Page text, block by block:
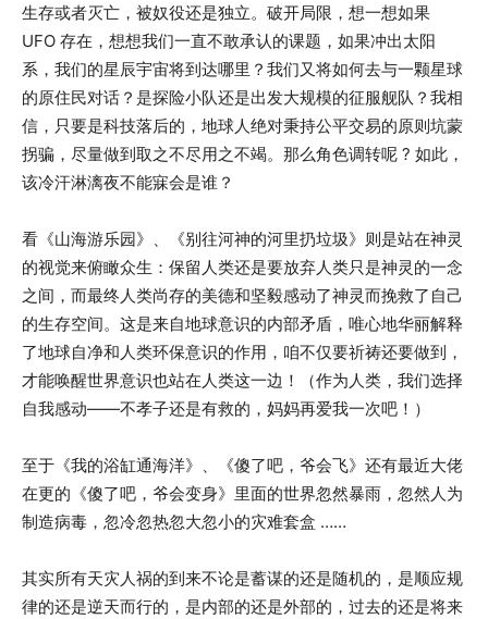
生存或者灭亡，被奴役还是独立。破开局限，想一想如果
UFO 存在，想想我们一直不敢承认的课题，如果冲出太阳
系，我们的星辰宇宙将到达哪里？我们又将如何去与一颗星球
的原住民对话？是探险小队还是出发大规模的征服舰队？我相
信，只要是科技落后的，地球人绝对秉持公平交易的原则坑蒙
拐骗，尽量做到取之不尽用之不竭。那么角色调转呢 ? 如此，
该冷汗淋漓夜不能寐会是谁？
看《山海游乐园》、《别往河神的河里扔垃圾》则是站在神灵
的视觉来俯瞰众生：保留人类还是要放弃人类只是神灵的一念
之间，而最终人类尚存的美德和坚毅感动了神灵而挽救了自己
的生存空间。这是来自地球意识的内部矛盾，唯心地华丽解释
了地球自净和人类环保意识的作用，咱不仅要祈祷还要做到，
才能唤醒世界意识也站在人类这一边！（作为人类，我们选择
自我感动——不孝子还是有救的，妈妈再爱我一次吧！）
至于《我的浴缸通海洋》、《傻了吧，爷会飞》还有最近大佬
在更的《傻了吧，爷会变身》里面的世界忽然暴雨，忽然人为
制造病毒，忽冷忽热忽大忽小的灾难套盒 ……
其实所有天灾人祸的到来不论是蓄谋的还是随机的，是顺应规
律的还是逆天而行的，是内部的还是外部的，过去的还是将来